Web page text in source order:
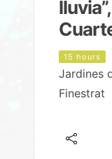
15 hours
Jardines
Finestrat